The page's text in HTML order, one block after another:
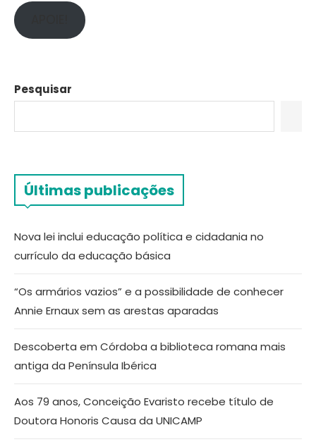
Pesquisar
Últimas publicações
Nova lei inclui educação política e cidadania no
currículo da educação básica
“Os armários vazios” e a possibilidade de conhecer
Annie Ernaux sem as arestas aparadas
Descoberta em Córdoba a biblioteca romana mais
antiga da Península Ibérica
Aos 79 anos, Conceição Evaristo recebe título de
Doutora Honoris Causa da UNICAMP